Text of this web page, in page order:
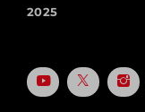
2025